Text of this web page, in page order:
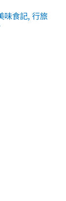
味食記, 行旅